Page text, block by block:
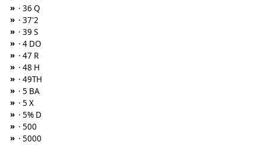
» · 36 Q
» · 37'2
» · 39 S
» · 4 DO
» · 47 R
» · 48 H
» · 49TH
» · 5 BA
» · 5 X
» · 5% D
» · 500
» · 5000